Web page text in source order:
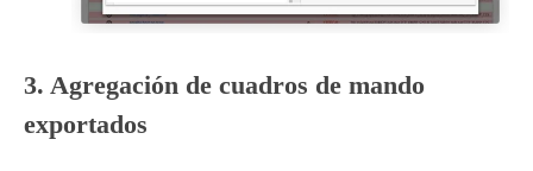
3. Agregación de cuadros de mando
exportados